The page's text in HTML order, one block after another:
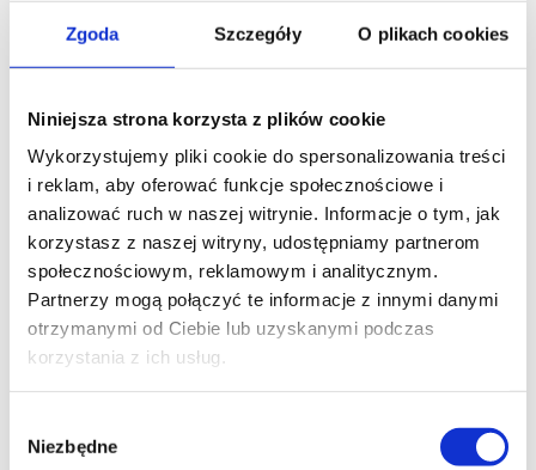
Zgoda Szczegóły O plikach cookies
Niniejsza strona korzysta z plików cookie
Wykorzystujemy pliki cookie do spersonalizowania treści
i reklam, aby oferować funkcje społecznościowe i
analizować ruch w naszej witrynie. Informacje o tym, jak
korzystasz z naszej witryny, udostępniamy partnerom
społecznościowym, reklamowym i analitycznym.
Partnerzy mogą połączyć te informacje z innymi danymi
otrzymanymi od Ciebie lub uzyskanymi podczas
korzystania z ich usług.
zgody
Niezbędne
ADAPTATIONS
– M45
mm ]
PRO.021